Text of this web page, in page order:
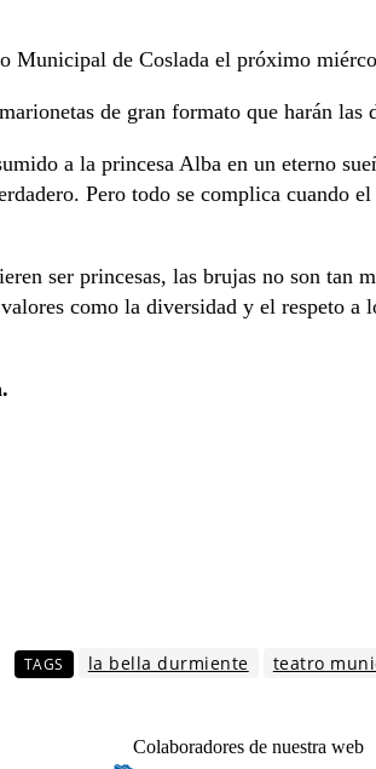
Municipal de Coslada el próximo
de gran formato que harán las
a la princesa Alba en un eterno
Pero todo se complica cuando
ser princesas, las brujas no son
como la diversidad y el respeto
TAGS la bella durmiente teatro
Colaboradores de nuestra web